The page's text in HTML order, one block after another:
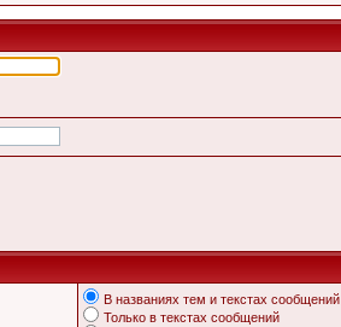
В названиях тем и текстах сообщений
Только в текстах сообщений